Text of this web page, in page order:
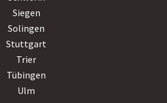
Siegen
Solingen
Stuttgart
Trier
Tübingen
Ulm